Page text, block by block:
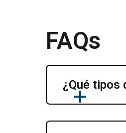
FAQs
¿Qué tipos